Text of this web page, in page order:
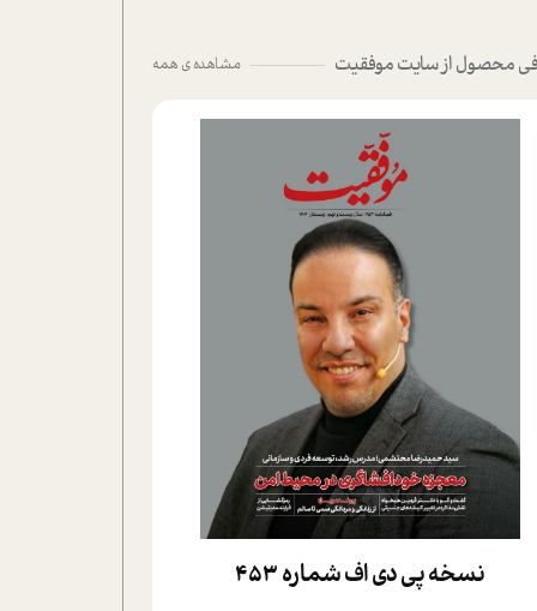
محصول از سایت موفقیت مشاهده ی همه
نسخه پي دي اف شماره 453